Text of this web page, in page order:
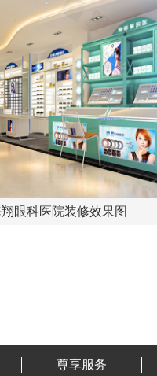
眼科医院装修效果图
尊享服务